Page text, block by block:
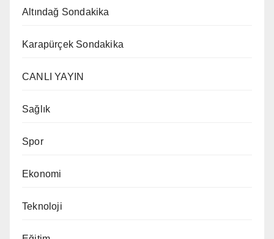
Altındağ Sondakika
Karapürçek Sondakika
CANLI YAYIN
Sağlık
Spor
Ekonomi
Teknoloji